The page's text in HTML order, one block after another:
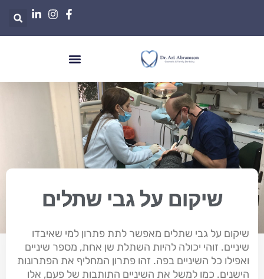
שיקום על גבי שתלים
שיקום על גבי שתלים מאפשר לתת פתרון למי שאיבדו
שיניים. זוהי יכולה להיות השתלת שן אחת, מספר שיניים
ואפילו כל השיניים בפה. זהו פתרון המחליף את הפתרונות
הישנים. כמו למשל את השיניים התותבות של פעם, אלו